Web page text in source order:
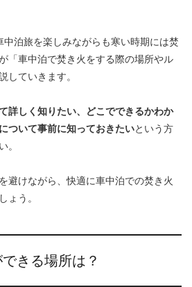
泊旅を楽しみながらも寒い時期には焚
「車中泊で焚き火をする際の場所やル
していきます。
詳しく知りたい、どこでできるかわか
ついて事前に知っておきたいという方
。
避けながら、快適に車中泊での焚き火
ょう。
きる場所は？